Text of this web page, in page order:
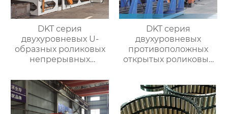
DKT серия
двухуровневых U-
образных роликовых
непрерывных
DKT серия
двухуровневых
противоположных
открытых роликовых